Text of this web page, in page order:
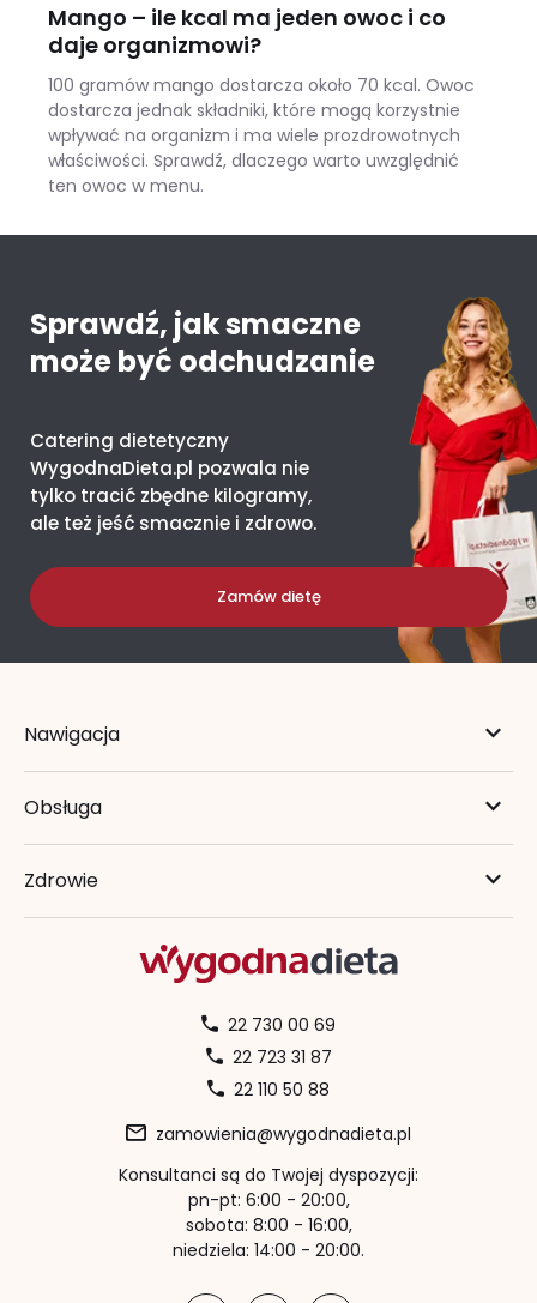
Mango – ile kcal ma jeden owoc i co
daje organizmowi?
100 gramów mango dostarcza około 70 kcal. Owoc
dostarcza jednak składniki, które mogą korzystnie
wpływać na organizm i ma wiele prozdrowotnych
właściwości. Sprawdź, dlaczego warto uwzględnić
ten owoc w menu.
Sprawdź, jak smaczne
może być odchudzanie
Catering dietetyczny
WygodnaDieta.pl pozwala nie
tylko tracić zbędne kilogramy,
ale też jeść smacznie i zdrowo.
Zamów dietę
Nawigacja
Obsługa
Zdrowie
22 730 00 69
22 723 31 87
22 110 50 88
zamowienia@wygodnadieta.pl
Konsultanci są do Twojej dyspozycji:
pn-pt: 6:00 - 20:00,
sobota: 8:00 - 16:00,
niedziela: 14:00 - 20:00.